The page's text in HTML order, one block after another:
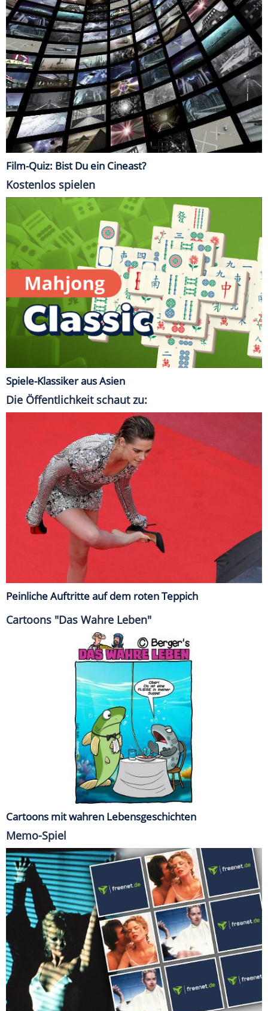
Film-Quiz: Bist Du ein Cineast?
Kostenlos spielen
Spiele-Klassiker aus Asien
Die Öffentlichkeit schaut zu:
Peinliche Auftritte auf dem roten Teppich
Cartoons "Das Wahre Leben"
Cartoons mit wahren Lebensgeschichten
Memo-Spiel